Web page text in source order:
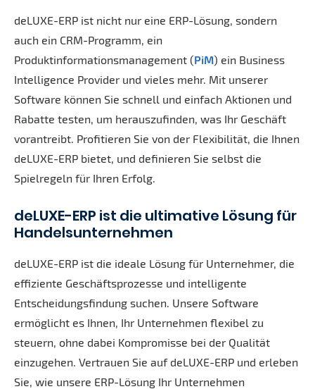
deLUXE-ERP ist nicht nur eine ERP-Lösung, sondern
auch ein CRM-Programm, ein
Produktinformationsmanagement (PiM) ein Business
Intelligence Provider und vieles mehr. Mit unserer
Software können Sie schnell und einfach Aktionen und
Rabatte testen, um herauszufinden, was Ihr Geschäft
vorantreibt. Profitieren Sie von der Flexibilität, die Ihnen
deLUXE-ERP bietet, und definieren Sie selbst die
Spielregeln für Ihren Erfolg.
deLUXE-ERP ist die ultimative Lösung für
Handelsunternehmen
deLUXE-ERP ist die ideale Lösung für Unternehmer, die
effiziente Geschäftsprozesse und intelligente
Entscheidungsfindung suchen. Unsere Software
ermöglicht es Ihnen, Ihr Unternehmen flexibel zu
steuern, ohne dabei Kompromisse bei der Qualität
einzugehen. Vertrauen Sie auf deLUXE-ERP und erleben
Sie, wie unsere ERP-Lösung Ihr Unternehmen